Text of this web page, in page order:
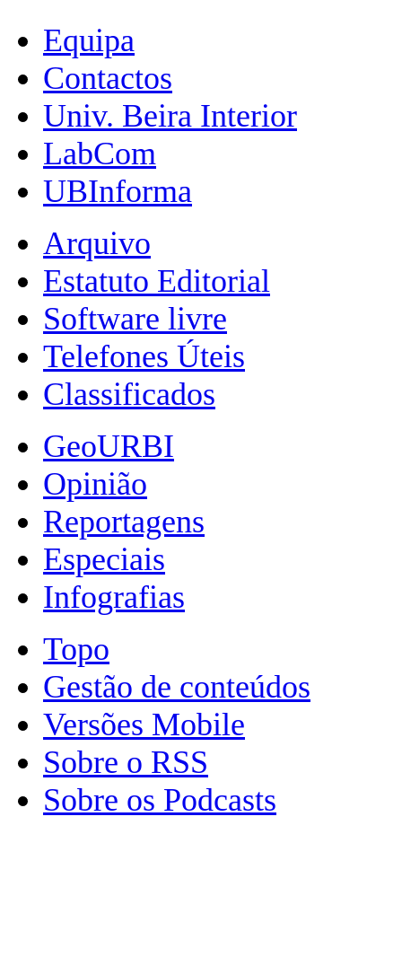
Equipa
Contactos
Univ. Beira Interior
LabCom
UBInforma
Arquivo
Estatuto Editorial
Software livre
Telefones Úteis
Classificados
GeoURBI
Opinião
Reportagens
Especiais
Infografias
Topo
Gestão de conteúdos
Versões Mobile
Sobre o RSS
Sobre os Podcasts